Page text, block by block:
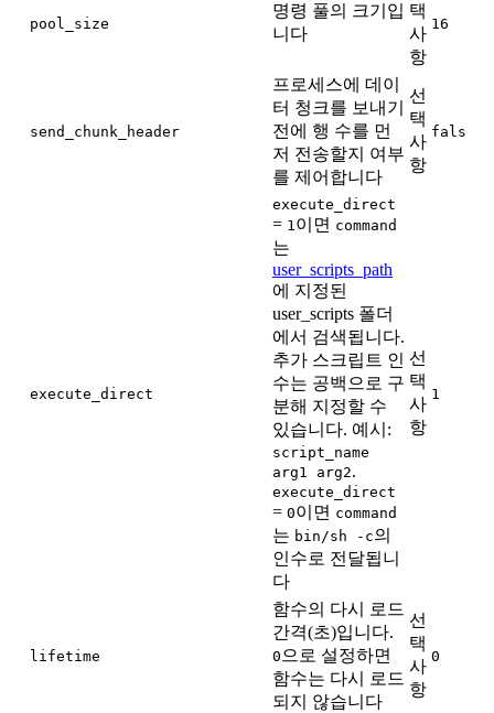
pool_size
명령 풀의 크기입
니다
택
사
항
16
send_chunk_header
프로세스에 데이
터 청크를 보내기
전에 행 수를 먼
저 전송할지 여부
를 제어합니다
선
택
사
항
false
execute_direct
execute_direct
= 1이면 command
는
user_scripts_path
에 지정된
user_scripts 폴더
에서 검색됩니다.
추가 스크립트 인
수는 공백으로 구
분해 지정할 수
있습니다. 예시:
script_name
arg1 arg2.
execute_direct
= 0이면 command
는 bin/sh -c의
인수로 전달됩니
다
선
택
사
항
1
lifetime
함수의 다시 로드
간격(초)입니다.
0 으로 설정하면
함수는 다시 로드
되지 않습니다
선
택
사
항
0